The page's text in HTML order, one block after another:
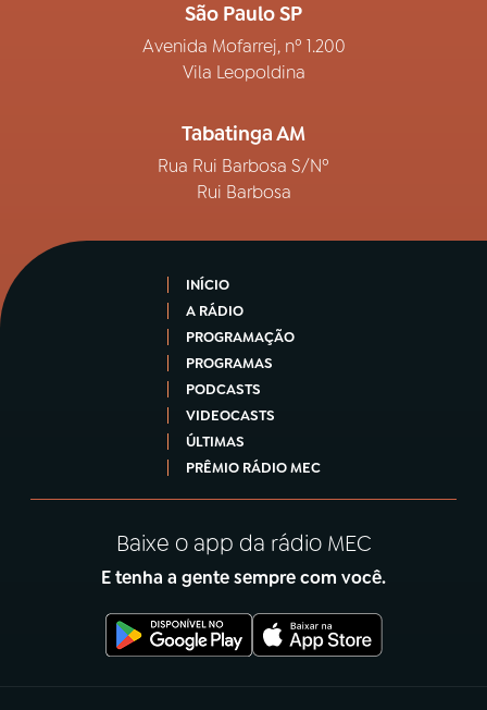
São Paulo SP
Avenida Mofarrej, nº 1.200
Vila Leopoldina
Tabatinga AM
Rua Rui Barbosa S/Nº
Rui Barbosa
INÍCIO
A RÁDIO
PROGRAMAÇÃO
PROGRAMAS
PODCASTS
VIDEOCASTS
ÚLTIMAS
PRÊMIO RÁDIO MEC
Baixe o app da rádio MEC
E tenha a gente sempre com você.